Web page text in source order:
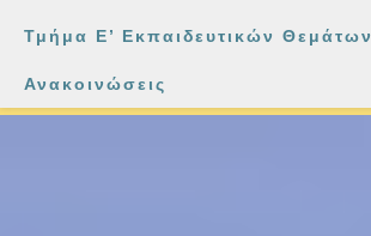
Τμήμα Ε’ Εκπαιδευτικών Θεμάτων
Ανακοινώσεις